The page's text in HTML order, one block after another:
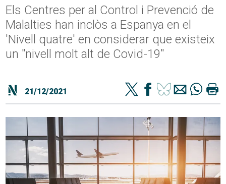
Els Centres per al Control i Prevenció de
Malalties han inclòs a Espanya en el
'Nivell quatre' en considerar que existeix
un "nivell molt alt de Covid-19"
21/12/2021